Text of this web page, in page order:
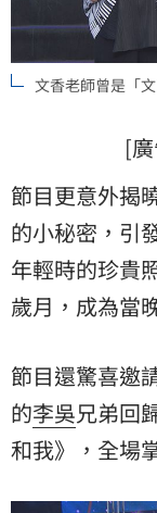
文香老師曾是「
[
節目更意外揭
的小秘密，引
年輕時的珍貴
歲月，成為當
節目還驚喜邀
的李吳兄弟回
和我》，全場